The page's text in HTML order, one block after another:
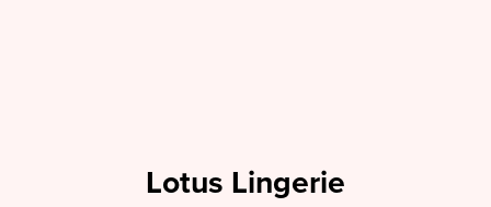
Lotus Lingerie